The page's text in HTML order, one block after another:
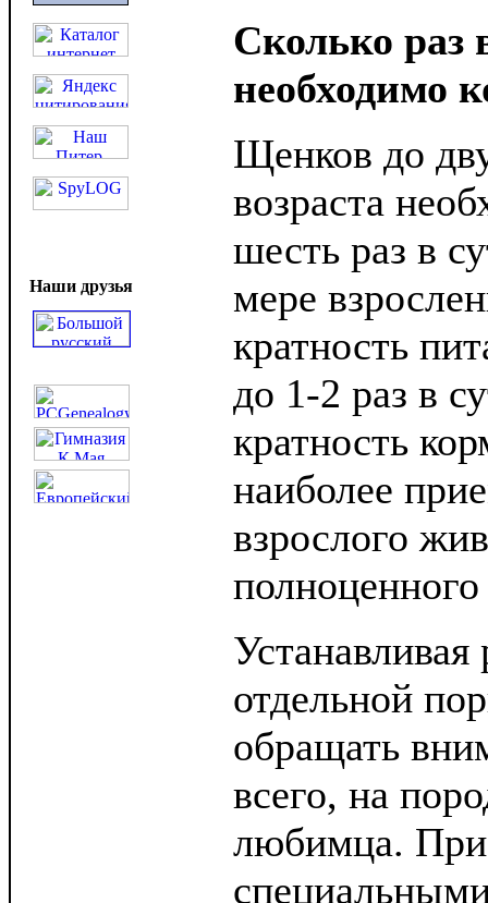
Наши друзья
Сколько раз
необходимо
Щенков до
возраста
шесть раз в
мере
кратность
до 1-2 раз в
кратность
наиболее
взрослого
полноценного
отдельной
обращать
всего, на
любимца.